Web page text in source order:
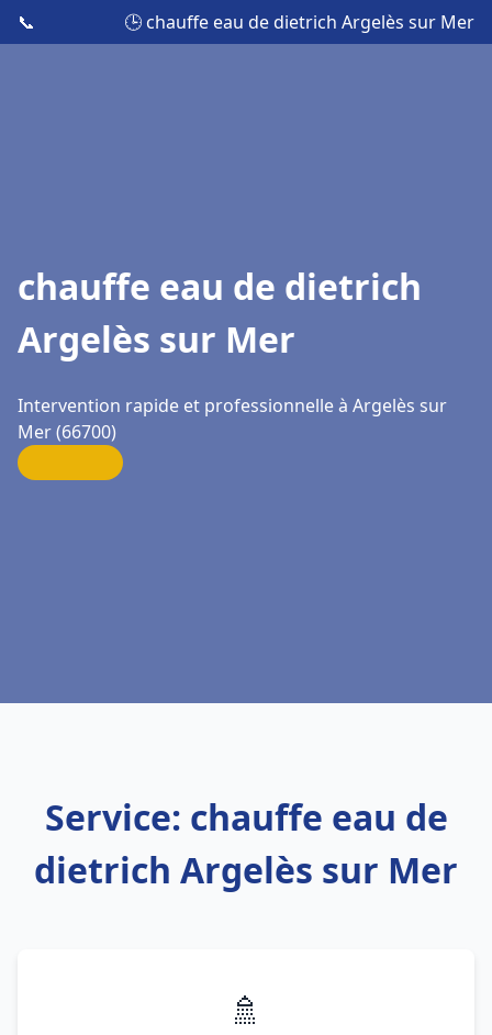
📞 🕒 chauffe eau de dietrich Argelès sur Mer
chauffe eau de dietrich
Argelès sur Mer
Intervention rapide et professionnelle à Argelès sur
Mer (66700)
Service: chauffe eau de
dietrich Argelès sur Mer
🚿